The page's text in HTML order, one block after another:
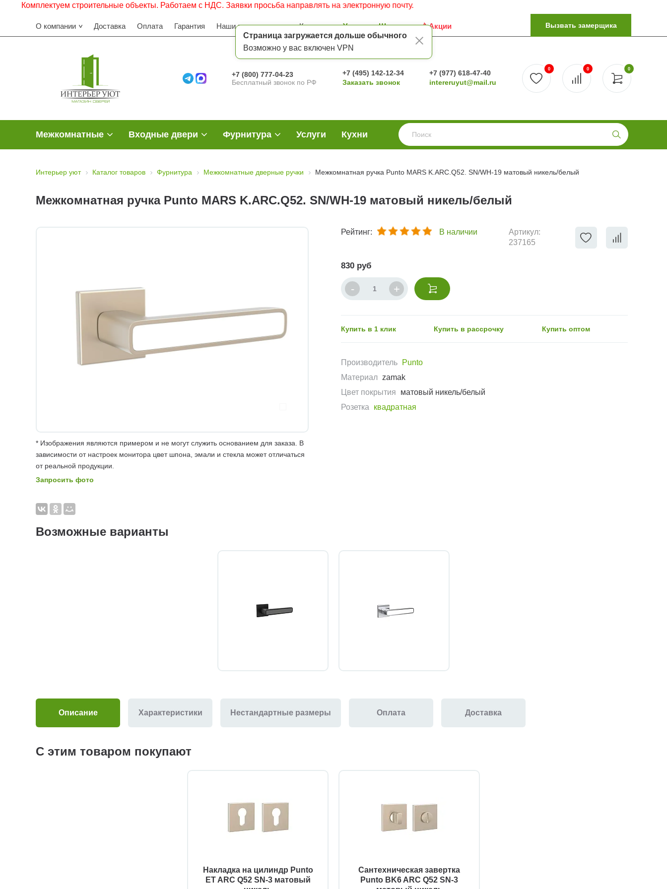
Страница загружается дольше обычного
Возможно у вас включен VPN
строительные объекты. Работаем с НДС. Заявки просьба направлять на электронную почту.
О компании Доставка Оплата Гарантия Наши преимущества Контакты Услуги Шоу-рум Акции Вызвать замерщика
+7 (800) 777-04-23
Бесплатный звонок по РФ
+7 (495) 142-12-34
Заказать звонок
+7 (977) 618-47-40
intereruyut@mail.ru
0
0 0
Межкомнатные Входные двери Фурнитура Услуги Кухни
Интерьер уют Каталог товаров Фурнитура Межкомнатные дверные ручки Межкомнатная ручка Punto MARS K.ARC.Q52. SN/WH-19 матовый никель/белый
Межкомнатная ручка Punto MARS K.ARC.Q52. SN/WH-19 матовый никель/белый
* Изображения являются примером и не могут служить основанием для заказа. В
зависимости от настроек монитора цвет шпона, эмали и стекла может отличаться
от реальной продукции.
Запросить фото
Рейтинг: В наличии
Артикул:
237165
830 руб
Купить в 1 клик Купить в рассрочку Купить оптом
Производитель
Punto
Материал zamak
Цвет покрытия
матовый никель/белый
Розетка
квадратная
Возможные варианты
Описание Характеристики Нестандартные размеры Оплата Доставка
С этим товаром покупают
Накладка на цилиндр Punto
ET ARC Q52 SN-3 матовый
Сантехническая завертка
Punto BK6 ARC Q52 SN-3